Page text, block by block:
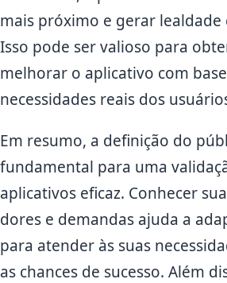
mais próximo e gerar lealdade
Isso pode ser valioso para
melhorar o aplicativo com
necessidades reais dos
Em resumo, a definição do
fundamental para uma
aplicativos eficaz. Conhecer
dores e demandas ajuda a
para atender às suas
as chances de sucesso. Além